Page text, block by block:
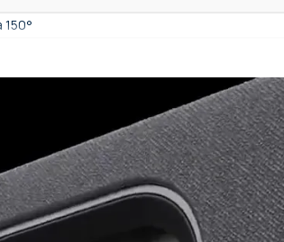
150°
(AutoFraming), Si, manual
visualización en miniatura
pantalla + soporte